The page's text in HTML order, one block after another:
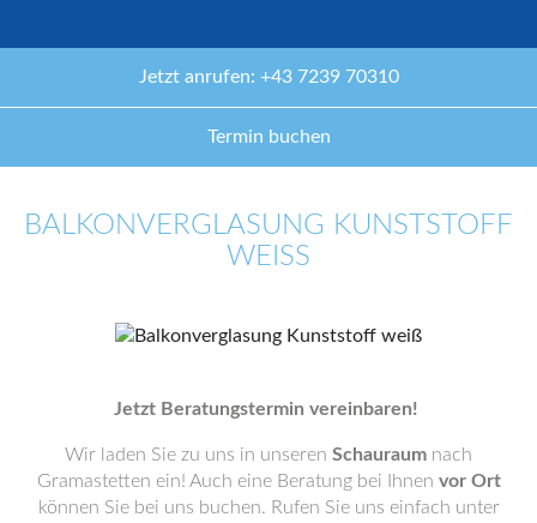
Jetzt anrufen: +43 7239 70310
Termin buchen
BALKONVERGLASUNG KUNSTSTOFF
WEISS
Jetzt Beratungstermin vereinbaren!
Wir laden Sie zu uns in unseren Schauraum nach
Gramastetten ein! Auch eine Beratung bei Ihnen vor Ort
können Sie bei uns buchen. Rufen Sie uns einfach unter